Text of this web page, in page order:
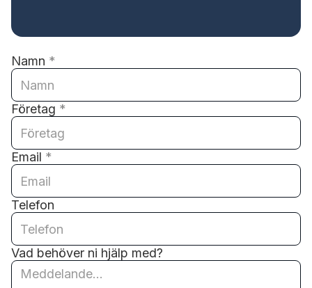
Namn *
Företag *
Email *
Telefon
Vad behöver ni hjälp med?